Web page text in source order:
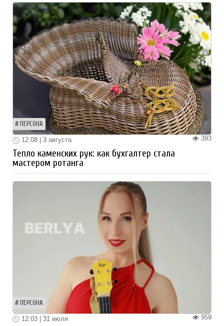
ПЕРСОНА
393
12:08 | 3 августа
Тепло каменских рук: как бухгалтер стала
мастером ротанга
ПЕРСОНА
959
12:03 | 31 июля